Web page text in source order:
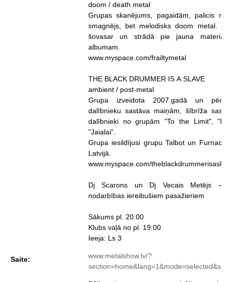
doom / death metal
Grupas skanējums, pagaidām, palicis
smagnējs, bet melodisks doom metal.
šovasar un strādā pie jauna
albumam.
www.myspace.com/frailtymetal
THE BLACK DRUMMER IS A SLAVE
ambient / post-metal
Grupa izveidota 2007.gadā un pēc
dalībnieku sastāva maiņām, šībrīža
dalībnieki no grupām "To the Limit",
"Jaialai".
Grupa iesildījusi grupu Talbot un
Latvijā.
www.myspace.com/
Dj Scarons un Dj Vecais Metējs –
nodarbības iereibušiem pasažieriem
Sākums pl. 20.00
Klubs vaļā no pl. 19:00
Ieeja: Ls 3
Saite:
www.metalshow.lv/?